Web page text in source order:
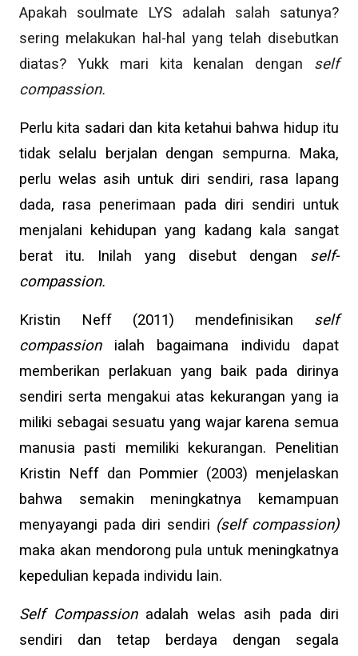
Apakah soulmate LYS adalah salah satunya?
sering melakukan hal-hal yang telah disebutkan
diatas? Yukk mari kita kenalan dengan self
compassion.
Perlu kita sadari dan kita ketahui bahwa hidup itu
tidak selalu berjalan dengan sempurna. Maka,
perlu welas asih untuk diri sendiri, rasa lapang
dada, rasa penerimaan pada diri sendiri untuk
menjalani kehidupan yang kadang kala sangat
berat itu. Inilah yang disebut dengan self-
compassion.
Kristin Neff (2011) mendefinisikan self
compassionialah bagaimana individu dapat
memberikan perlakuan yang baik pada dirinya
sendiri serta mengakui atas kekurangan yang ia
miliki sebagai sesuatu yang wajar karena semua
manusia pasti memiliki kekurangan. Penelitian
Kristin Neff dan Pommier (2003) menjelaskan
bahwa semakin meningkatnya kemampuan
menyayangi pada diri sendiri (self compassion)
maka akan mendorong pula untuk meningkatnya
kepedulian kepada individu lain.
Self Compassionadalah welas asih pada diri
sendiri dan tetap berdaya dengan segala